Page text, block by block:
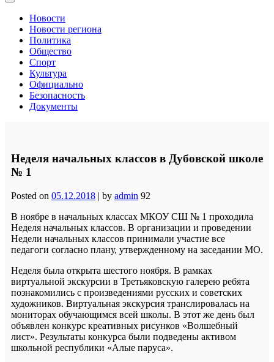
Новости
Новости региона
Политика
Общество
Спорт
Культура
Официально
Безопасность
Документы
Неделя начальных классов в Дубовской школе
№ 1
Posted on 05.12.2018 | by admin 92
В ноябре в начальных классах МКОУ СШ № 1 проходила
Неделя начальных классов. В организации и проведении
Недели начальных классов принимали участие все
педагоги согласно плану, утвержденному на заседании МО.
Неделя была открыта шестого ноября. В рамках
виртуальной экскурсии в Третьяковскую галерею ребята
познакомились с произведениями русских и советских
художников. Виртуальная экскурсия транслировалась на
мониторах обучающимся всей школы. В этот же день был
объявлен конкурс креативных рисунков «Волшебный
лист». Результаты конкурса были подведены активом
школьной республики «Алые паруса».